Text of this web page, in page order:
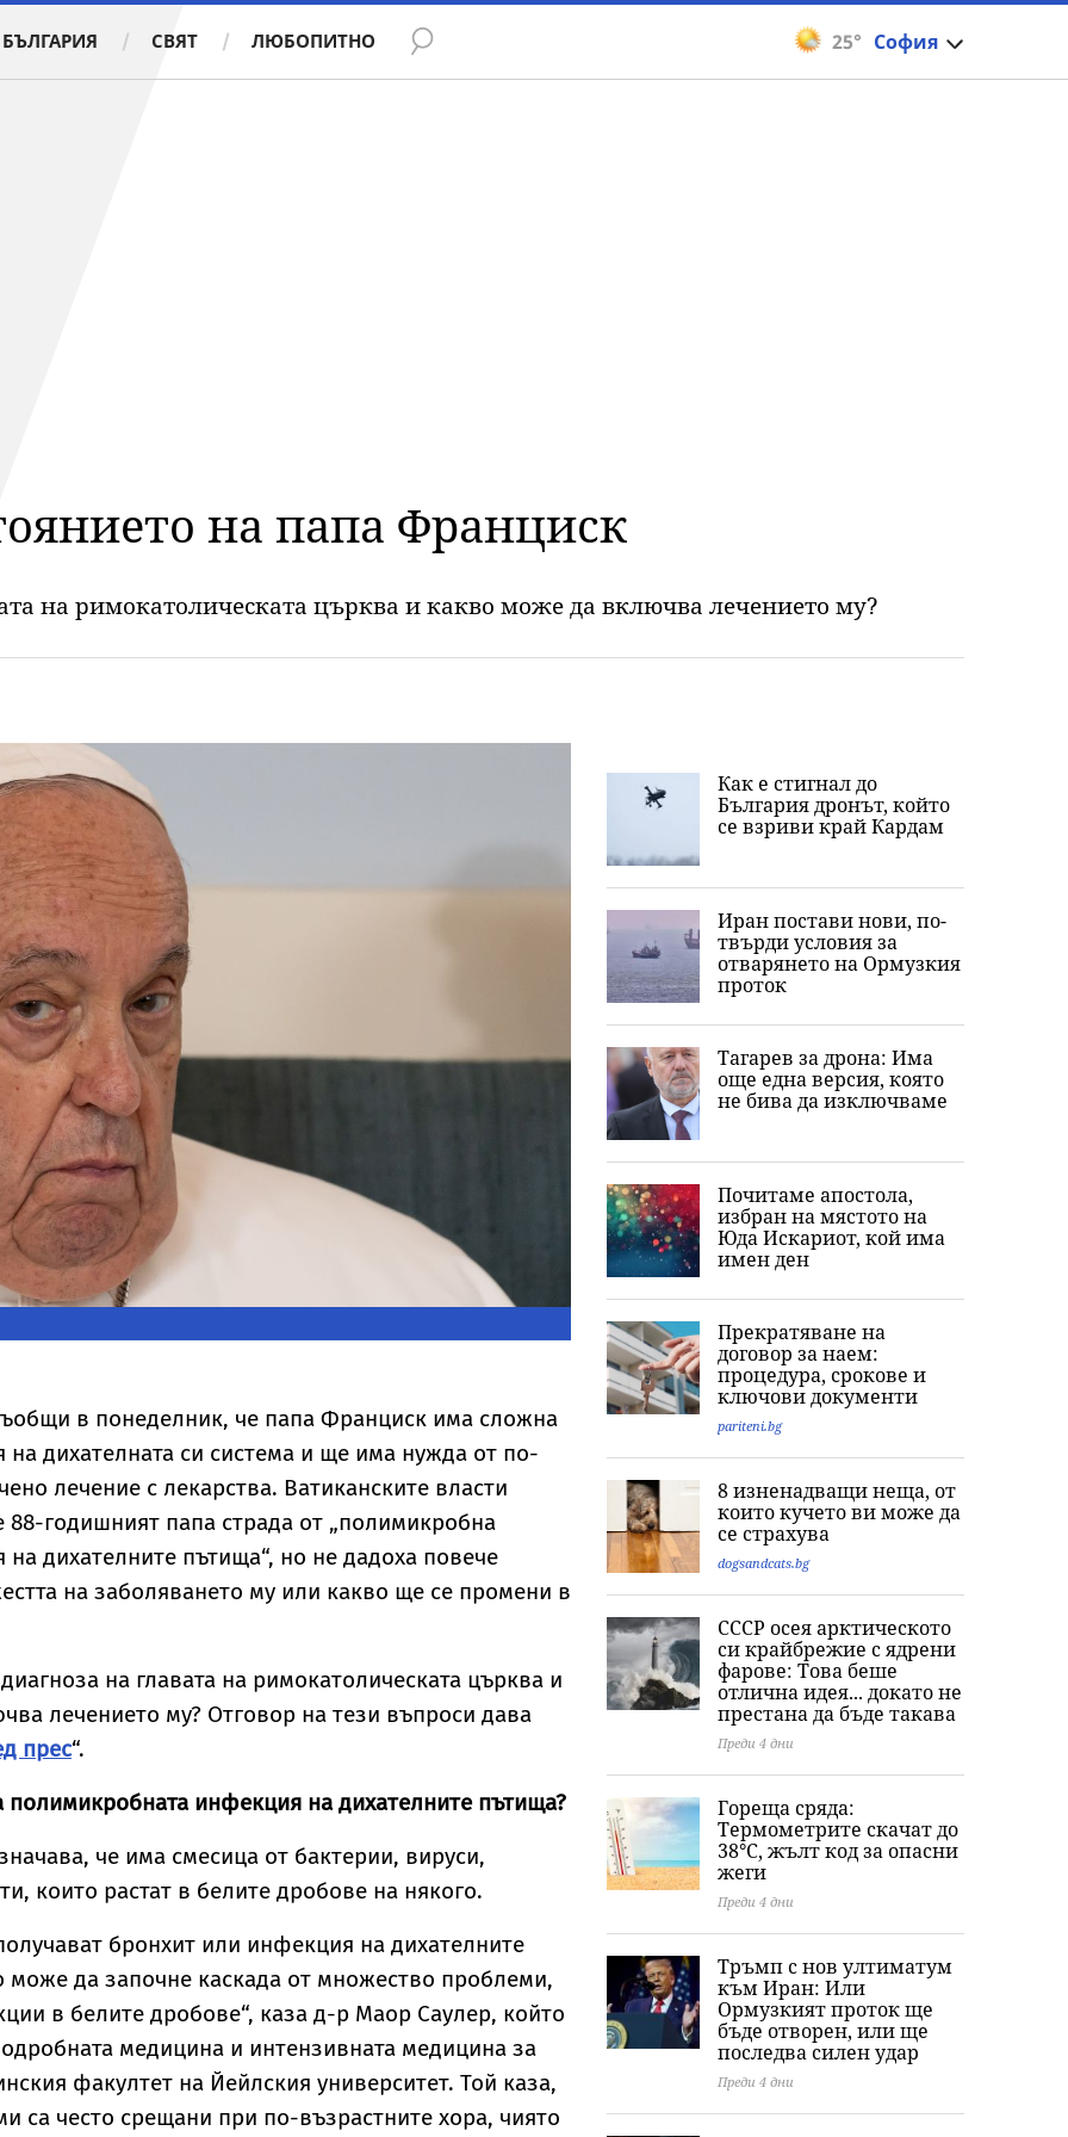
25° София
БЪЛГАРИЯ СВЯТ ЛЮБОПИТНО
на папа Франциск
на римокатолическата църква и какво може да включва лечението му?
в понеделник, че папа Франциск има сложна
дихателната си система и ще има нужда от по-
лечение с лекарства. Ватиканските власти
88-годишният папа страда от „полимикробна
дихателните пътища“, но не дадоха повече
на заболяването му или какво ще се промени в
на главата на римокатолическата църква и
лечението му? Отговор на тези въпроси дава
прес“.
полимикробната инфекция на дихателните пътища?
че има смесица от бактерии, вируси,
които растат в белите дробове на някого.
бронхит или инфекция на дихателните
може да започне каскада от множество проблеми,
в белите дробове“, каза д-р Маор Саулер, който
медицина и интензивната медицина за
факултет на Йейлския университет. Той каза,
са често срещани при по-възрастните хора, чиято
Как е стигнал до
България дронът, който
се взриви край Кардам
Иран постави нови, по-
твърди условия за
отварянето на Ормузкия
проток
Тагарев за дрона: Има
още една версия, която
не бива да изключваме
Почитаме апостола,
избран на мястото на
Юда Искариот, кой има
имен ден
Прекратяване на
договор за наем:
процедура, срокове и
ключови документи
pariteni.bg
8 изненадващи неща, от
които кучето ви може да
се страхува
dogsandcats.bg
СССР осея арктическото
си крайбрежие с ядрени
фарове: Това беше
отлична идея... докато не
престана да бъде такава
Преди 4 дни
Гореща сряда:
Термометрите скачат до
38°C, жълт код за опасни
жеги
Преди 4 дни
Тръмп с нов ултиматум
към Иран: Или
Ормузкият проток ще
бъде отворен, или ще
последва силен удар
Преди 4 дни